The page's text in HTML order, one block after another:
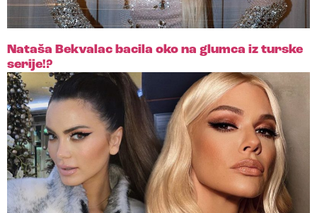
Nataša Bekvalac bacila oko na glumca iz turske
serije!?